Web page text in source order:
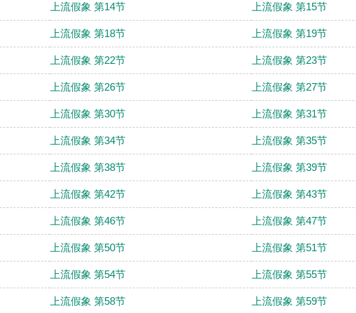
上流假象 第14节 上流假象 第15节
上流假象 第18节 上流假象 第19节
上流假象 第22节 上流假象 第23节
上流假象 第26节 上流假象 第27节
上流假象 第30节 上流假象 第31节
上流假象 第34节 上流假象 第35节
上流假象 第38节 上流假象 第39节
上流假象 第42节 上流假象 第43节
上流假象 第46节 上流假象 第47节
上流假象 第50节 上流假象 第51节
上流假象 第54节 上流假象 第55节
上流假象 第58节 上流假象 第59节